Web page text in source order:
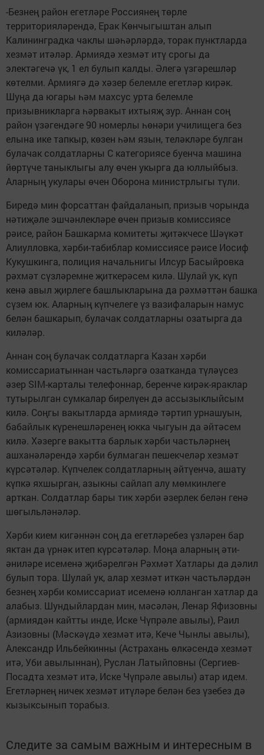
-Безнең район егетләре Россиянең төрле
территорияләрендә, Ерак Көнчыгыштан алып
Калининградка чаклы шәһәрләрдә, торак пунктларда
хезмәт итәләр. Армиядә хезмәт итү срогы да
электәгечә үк, 1 ел булып калды. Әлегә үзгәрешләр
көтелми. Армиягә дә хәзер белемле егетләр кирәк.
Шуңа да югары һәм махсус урта белемле
призывникларга һәрвакыт ихтыяҗ зур. Аннан соң
район үзәгендәге 90 номерлы һөнәри училищега без
елына ике тапкыр, көзен һәм язын, теләкләре булган
булачак солдатларны С категориясе буенча машина
йөртүче таныклыгы алу өчен укырга да юллыйбыз.
Аларның укулары өчен Оборона министрлыгы түли.
Биредә мин форсаттан файдаланып, призыв чорында
нәтиҗәле эшчәнлекләре өчен призыв комиссиясе
рәисе, район Башкарма комитеты җитәкчесе Шәүкәт
Алиулловка, хәрби-табиблар комиссиясе рәисе Иосиф
Кукушкинга, полиция начальнигы Илсур Басыйровка
рәхмәт сүзләремне җиткерәсем килә. Шулай ук, күп
кенә авыл җирлеге башлыкларына да рәхмәттән башка
сүзем юк. Аларның күпчелеге үз вазифаларын намус
белән башкарып, булачак солдатларны озатырга да
киләләр.
Аннан соң булачак солдатларга Казан хәрби
комиссариатыннан частьләргә озатканда түләүсез
әзер SIM-карталы телефоннар, беренче кирәк-яраклар
тутырылган сумкалар бирелүен дә ассызыклыйсым
килә. Соңгы вакытларда армиядә тәртип урнашуын,
бабайлык күренешләренең юкка чыгуын да әйтәсем
килә. Хәзерге вакытта барлык хәрби частьләрнең
ашханәләрендә хәрби булмаган пешекчеләр хезмәт
күрсәтәләр. Күпчелек солдатларның әйтүенчә, ашату
күпкә яхшырган, азыкны сайлап алу мөмкинлеге
арткан. Солдатлар бары тик хәрби әзерлек белән генә
шөгыльләнәләр.
Хәрби кием кигәннән соң да егетләребез үзләрен бар
яктан да үрнәк итеп күрсәтәләр. Моңа аларның әти-
әниләре исеменә җибәрелгән Рәхмәт Хатлары да дәлил
булып тора. Шулай ук, алар хезмәт иткән частьләрдән
безнең хәрби комиссариат исеменә юлланган хатлар да
алабыз. Шундыйлардан мин, мәсәлән, Ленар Яфизовны
(армиядән кайтты инде, Иске Чүпрәле авылы), Раил
Азизовны (Мәскәүдә хезмәт итә, Кече Чынлы авылы),
Александр Ильбейкинны (Астрахань өлкәсендә хезмәт
итә, Уби авылыннан), Руслан Латыйповны (Сергиев-
Посадта хезмәт итә, Иске Чүпрәле авылы) атар идем.
Егетләрнең ничек хезмәт итүләре белән без үзебез дә
кызыксынып торабыз.
Следите за самым важным и интересным в